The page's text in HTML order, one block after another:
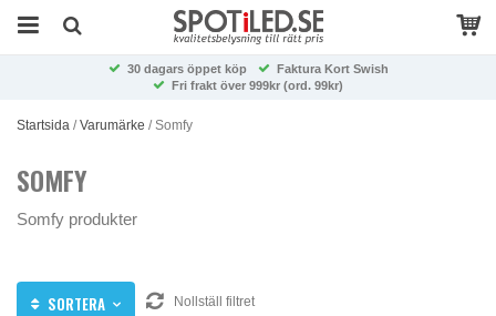
30 dagars öppet köp
Faktura Kort Swish
Fri frakt över 999kr (ord. 99kr)
Startsida /Varumärke /Somfy
SOMFY
Somfy produkter
SORTERA Nollställ filtret